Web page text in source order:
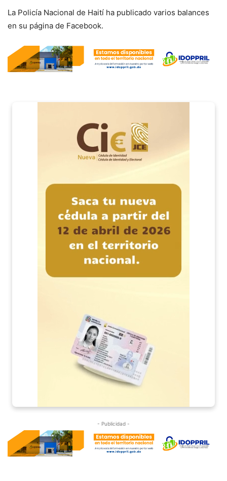
La Policía Nacional de Haití ha publicado varios balances
en su página de Facebook.
- Publicidad -